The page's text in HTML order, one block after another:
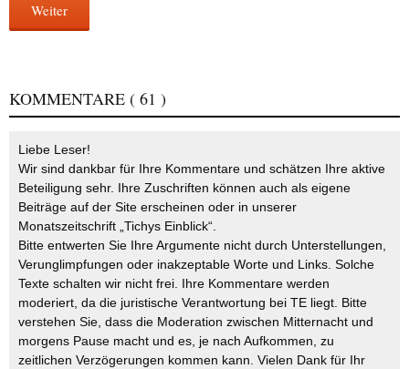
Weiter
KOMMENTARE ( 61 )
Liebe Leser!
Wir sind dankbar für Ihre Kommentare und schätzen Ihre aktive
Beteiligung sehr. Ihre Zuschriften können auch als eigene
Beiträge auf der Site erscheinen oder in unserer
Monatszeitschrift „Tichys Einblick“.
Bitte entwerten Sie Ihre Argumente nicht durch Unterstellungen,
Verunglimpfungen oder inakzeptable Worte und Links. Solche
Texte schalten wir nicht frei. Ihre Kommentare werden
moderiert, da die juristische Verantwortung bei TE liegt. Bitte
verstehen Sie, dass die Moderation zwischen Mitternacht und
morgens Pause macht und es, je nach Aufkommen, zu
zeitlichen Verzögerungen kommen kann. Vielen Dank für Ihr